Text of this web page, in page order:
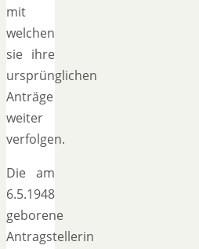
mit
welchen
sie ihre
ursprünglichen
Anträge
weiter
verfolgen.
Die am
6.5.1948
geborene
Antragstellerin